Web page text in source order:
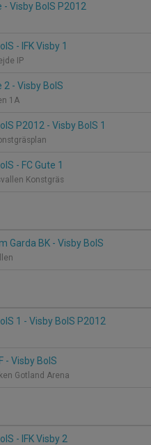
- Visby BoIS P2012
- IFK Visby 1
IP
2 - Visby BoIS
1A
P2012 - Visby BoIS 1
- FC Gute 1
Konstgräs
Garda BK - Visby BoIS
1 - Visby BoIS P2012
- Visby BoIS
Gotland Arena
- IFK Visby 2